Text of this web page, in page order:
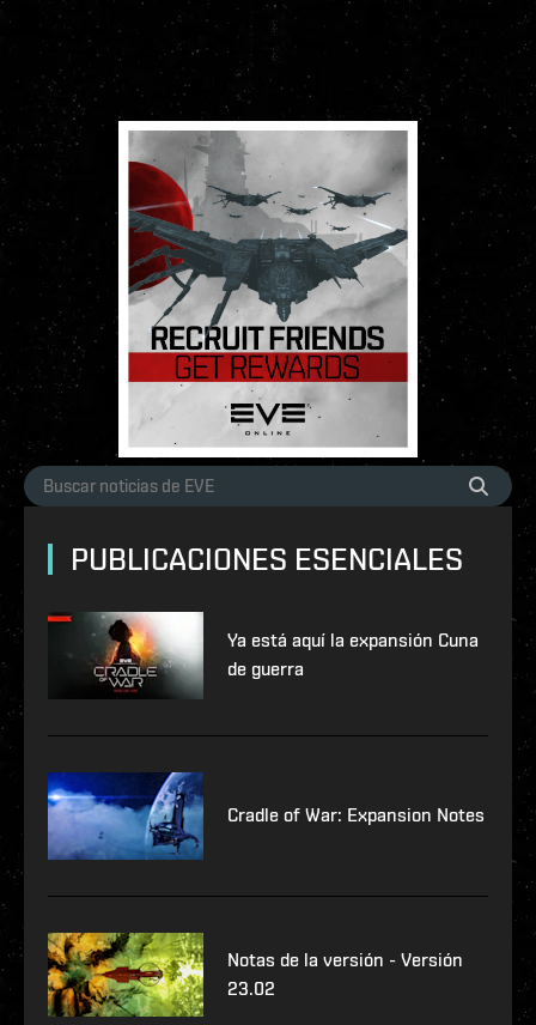
PUBLICACIONES ESENCIALES
Ya está aquí la expansión Cuna
de guerra
Cradle of War: Expansion Notes
Notas de la versión - Versión
23.02